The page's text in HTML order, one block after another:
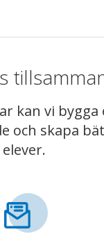
kan vi
och skapa
elever.